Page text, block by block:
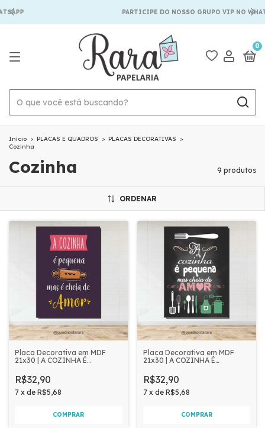
PARTICIPE DO NOSSO GRUPO VIP NO
0
Início > PLACAS E QUADROS > PLACAS DECORATIVAS
>
Cozinha
Cozinha 9 produtos
ORDENAR
Placa Decorativa em MDF
21x30 | A COZINHA É
R$32,90
7 x de R$5,68
Placa Decorativa em MDF
21x30 | A COZINHA É
R$32,90
7 x de R$5,68